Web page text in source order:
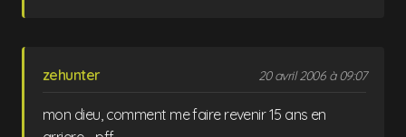
zehunter 20 avril 2006 à 09:07
mon dieu, comment me faire revenir 15 ans en